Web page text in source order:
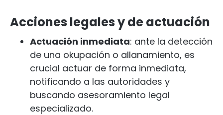
Acciones legales y de actuación
Actuación inmediata: ante la detección
de una okupación o allanamiento, es
crucial actuar de forma inmediata,
notificando a las autoridades y
buscando asesoramiento legal
especializado.